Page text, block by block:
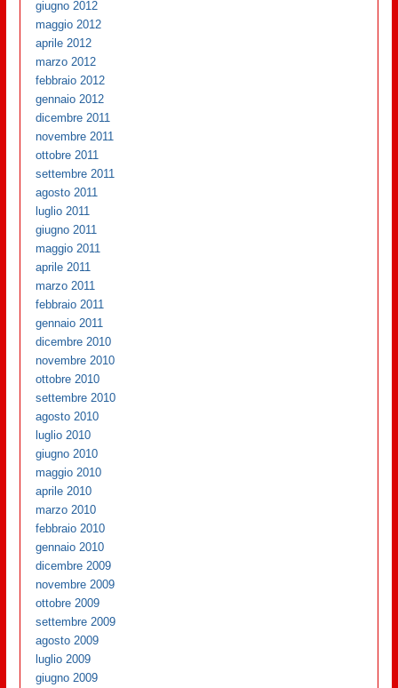
giugno 2012
maggio 2012
aprile 2012
marzo 2012
febbraio 2012
gennaio 2012
dicembre 2011
novembre 2011
ottobre 2011
settembre 2011
agosto 2011
luglio 2011
giugno 2011
maggio 2011
aprile 2011
marzo 2011
febbraio 2011
gennaio 2011
dicembre 2010
novembre 2010
ottobre 2010
settembre 2010
agosto 2010
luglio 2010
giugno 2010
maggio 2010
aprile 2010
marzo 2010
febbraio 2010
gennaio 2010
dicembre 2009
novembre 2009
ottobre 2009
settembre 2009
agosto 2009
luglio 2009
giugno 2009